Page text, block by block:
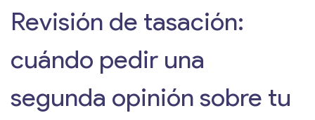
Revisión de tasación:
cuándo pedir una
segunda opinión sobre tu